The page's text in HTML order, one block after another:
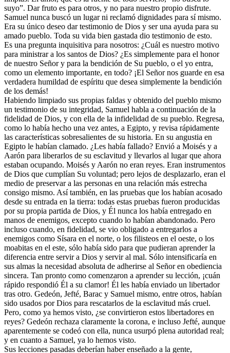
suyo”. Dar fruto es para otros, y no para nuestro propio disfrute.
Samuel nunca buscó un lugar ni reclamó dignidades para sí mismo.
Era su único deseo dar testimonio de Dios y ser una ayuda para su
amado pueblo. Toda su vida bien gastada dio testimonio de esto.
Es una pregunta inquisitiva para nosotros: ¿Cuál es nuestro motivo
para ministrar a los santos de Dios? ¿Es simplemente para el honor
de nuestro Señor y para la bendición de Su pueblo, o el yo entra,
como un elemento importante, en todo? ¡El Señor nos guarde en esa
verdadera humildad de espíritu que desea simplemente la bendición
de los demás!
Habiendo limpiado sus propias faldas y obtenido del pueblo mismo
un testimonio de su integridad, Samuel habla a continuación de la
fidelidad de Dios, y con ella de la infidelidad de su pueblo. Regresa,
como lo había hecho una vez antes, a Egipto, y revisa rápidamente
las características sobresalientes de su historia. En su angustia en
Egipto le habían clamado. ¿Les había fallado? Envió a Moisés y a
Aarón para liberarlos de su esclavitud y llevarlos al lugar que ahora
estaban ocupando. Moisés y Aarón no eran reyes. Eran instrumentos
de Dios que cumplían Su voluntad; pero lejos de desplazarlo, eran el
medio de preservar a las personas en una relación más estrecha
consigo mismo. Así también, en las pruebas que los habían acosado
desde su entrada en la tierra: todas estas pruebas fueron producidas
por su propia partida de Dios, y Él nunca los había entregado en
manos de enemigos, excepto cuando lo habían abandonado. Pero
incluso cuando, en fidelidad, se vio obligado a entregarlos a
enemigos como Sísara en el norte, o los filisteos en el oeste, o los
moabitas en el este, sólo había sido para que pudieran aprender la
diferencia entre servir a Dios y servir al mal. Sólo intensificaría en
sus almas la necesidad absoluta de adherirse al Señor en obediencia
sincera. Tan pronto como comenzaron a aprender su lección, ¡cuán
rápido respondió Él a su clamor! Él les había enviado un libertador
tras otro. Gedeón, Jefté, Barac y Samuel mismo, entre otros, habían
sido usados por Dios para rescatarlos de la esclavitud más cruel.
Pero, como ya hemos visto, ¿se convirtieron estos libertadores en
reyes? Gedeón rechaza claramente la corona, e incluso Jefté, aunque
aparentemente se codeó con ella, nunca usurpó plena autoridad real;
y en cuanto a Samuel, ya lo hemos visto.
Sus lecciones pasadas deberían haber enseñado a la gente,